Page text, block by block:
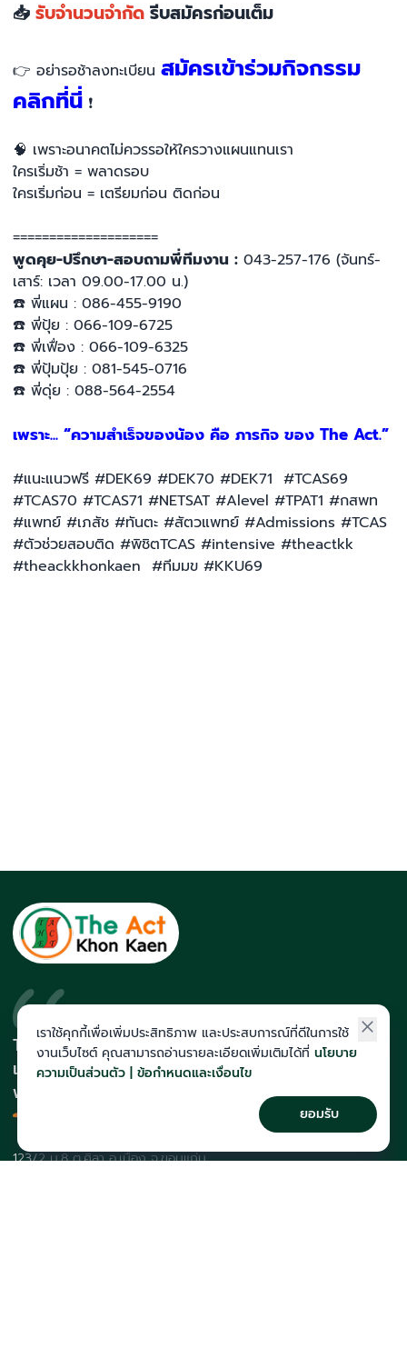
📥 รับจำนวนจำกัด รีบสมัครก่อนเต็ม
👉 อย่ารอช้าลงทะเบียน สมัครเข้าร่วมกิจกรรม
คลิกที่นี่ ❗
🧠 เพราะอนาคตไม่ควรรอให้ใครวางแผนแทนเรา
ใครเริ่มช้า = พลาดรอบ
ใครเริ่มก่อน = เตรียมก่อน ติดก่อน
====================
พูดคุย-ปรึกษา-สอบถามพี่ทีมงาน : 043-257-176 (จันทร์-
เสาร์: เวลา 09.00-17.00 น.)
☎️ พี่แผน : 086-455-9190
☎️ พี่ปุ้ย : 066-109-6725
☎️ พี่เฟื่อง : 066-109-6325
☎️ พี่ปุ้มปุ้ย : 081-545-0716
☎️ พี่ดุ่ย : 088-564-2554
เพราะ... “ความสำเร็จของน้อง คือ ภารกิจ ของ The Act.”
#แนะแนวฟรี #DEK69 #DEK70 #DEK71 #TCAS69
#TCAS70 #TCAS71 #NETSAT #Alevel #TPAT1 #กสพท
#แพทย์ #เภสัช #ทันตะ #สัตวแพทย์ #Admissions #TCAS
#ตัวช่วยสอบติด #พิชิตTCAS #intensive #theactkk
#theackkhonkaen #ทีมมข #KKU69
The Act สถาบันที่นักเรียนติดโควตา
และสายแพทย์มากที่สุดในภาคอีสาน
พร้อมทีมคณาจารย์เก็งข้อสอบแม่น
123/2 ม.8 ต.ศิลา อ.เมือง จ.ขอนแก่น
เราใช้คุกกี้เพื่อเพิ่มประสิทธิภาพ และประสบการณ์ที่ดีในการใช้
งานเว็บไซต์ คุณสามารถอ่านรายละเอียดเพิ่มเติมได้ที่ นโยบาย
ความเป็นส่วนตัว | ข้อกำหนดและเงื่อนไข
ยอมรับ